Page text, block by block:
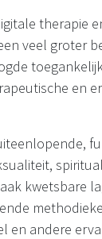
therapie
veel groter
en
kwetsbare
en andere